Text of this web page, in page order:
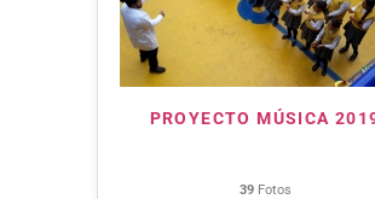
PROYECTO MÚSICA
39Fotos